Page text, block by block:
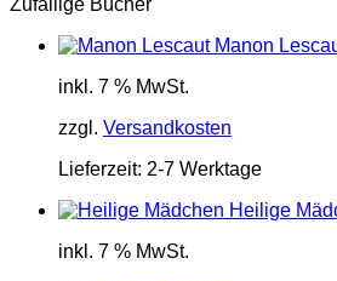
Zufällige Bücher
Manon
inkl. 7 % MwSt.
zzgl. Versandkosten
Lieferzeit: 2-7 Werktage
Heilige
inkl. 7 % MwSt.